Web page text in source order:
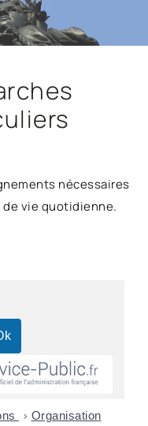
nécessaires
de vie quotidienne.
> Organisation